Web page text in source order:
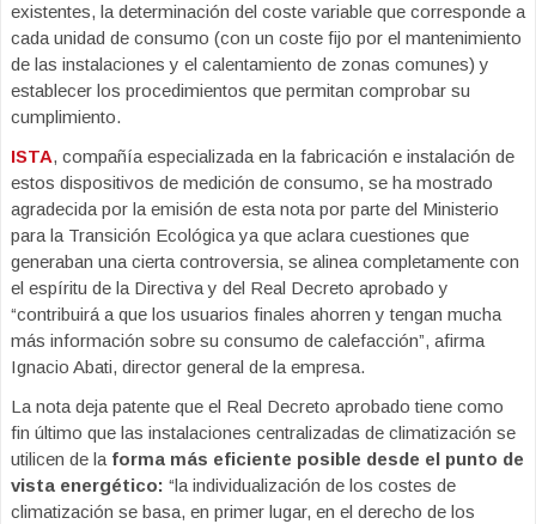
existentes, la determinación del coste variable que corresponde a
cada unidad de consumo (con un coste fijo por el mantenimiento
de las instalaciones y el calentamiento de zonas comunes) y
establecer los procedimientos que permitan comprobar su
cumplimiento.
ISTA, compañía especializada en la fabricación e instalación de
estos dispositivos de medición de consumo, se ha mostrado
agradecida por la emisión de esta nota por parte del Ministerio
para la Transición Ecológica ya que aclara cuestiones que
generaban una cierta controversia, se alinea completamente con
el espíritu de la Directiva y del Real Decreto aprobado y
“contribuirá a que los usuarios finales ahorren y tengan mucha
más información sobre su consumo de calefacción”, afirma
Ignacio Abati, director general de la empresa.
La nota deja patente que el Real Decreto aprobado tiene como
fin último que las instalaciones centralizadas de climatización se
utilicen de la forma más eficiente posible desde el punto de
vista energético: “la individualización de los costes de
climatización se basa, en primer lugar, en el derecho de los